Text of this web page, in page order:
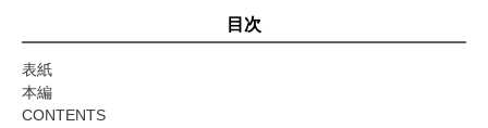
目次
表紙
本編
CONTENTS